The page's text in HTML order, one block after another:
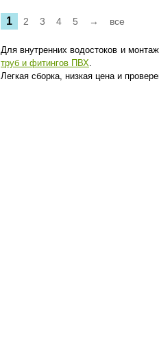
1 2 3 4 5 → все
Для внутренних водостоков и
труб и фитингов ПВХ.
Легкая сборка, низкая цена и